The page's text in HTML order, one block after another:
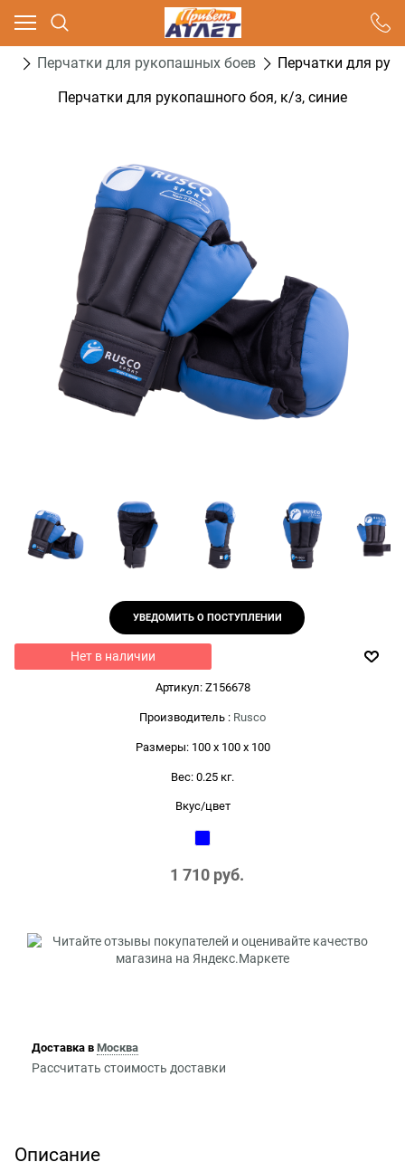
Перчатки для рукопашных боев
Перчатки для
Перчатки для рукопашного боя, к/з, синие
УВЕДОМИТЬ О ПОСТУПЛЕНИИ
Нет в наличии
Артикул: Z156678
Производитель : Rusco
Размеры: 100 x 100 x 100
Вес: 0.25 кг.
Вкус/цвет
1 710 руб.
Доставка в Москва
Рассчитать стоимость доставки
Описание
Ваш город - Москва,
угадали?
ДА НЕТ